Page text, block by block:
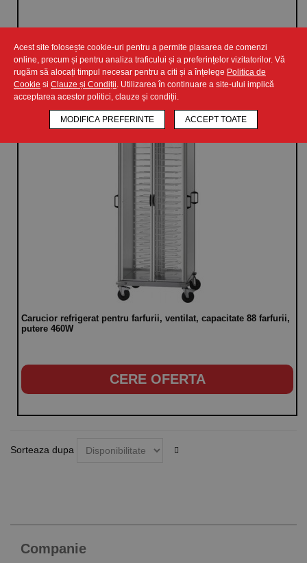
Acest site folosește cookie-uri pentru a permite plasarea de comenzi
online, precum și pentru analiza traficului și a preferințelor vizitatorilor. Vă
rugăm să alocați timpul necesar pentru a citi și a înțelege Politica de
Cookie si Clauze și Condiții. Utilizarea în continuare a site-ului implică
acceptarea acestor politici, clauze și condiții.
MODIFICA PREFERINTE ACCEPT TOATE
CERE OFERTA
Carucior refrigerat pentru farfurii, ventilat, capacitate 88 farfurii,
putere 460W
CERE OFERTA
Sorteaza dupa
Companie